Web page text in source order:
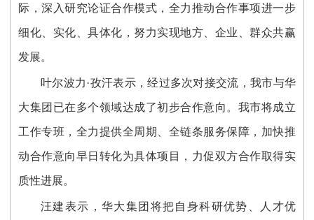
际，深入研究论证合作模式，全力推动合作事项进一步
细化、实化、具体化，努力实现地方、企业、群众共赢
发展。
叶尔波力·孜汗表示，经过多次对接交流，我市与华
大集团已在多个领域达成了初步合作意向。我市将成立
工作专班，全力提供全周期、全链条服务保障，加快推
动合作意向早日转化为具体项目，力促双方合作取得实
质性进展。
汪建表示，华大集团将把自身科研优势、人才优